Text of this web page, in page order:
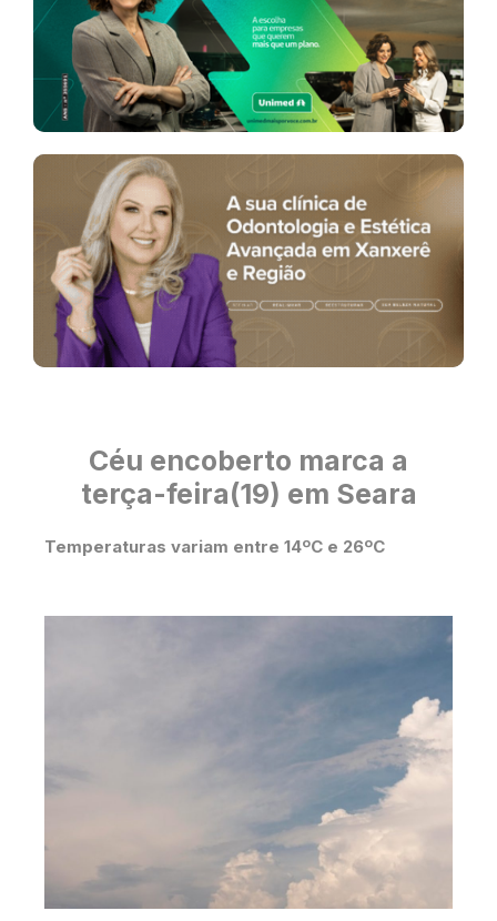
Céu encoberto marca a
terça-feira(19) em Seara
Temperaturas variam entre 14ºC e 26ºC